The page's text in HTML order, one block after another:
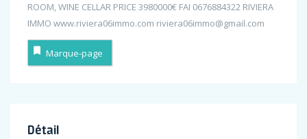
ROOM, WINE CELLAR PRICE 3980000€ FAI 0676884322 RIVIERA
IMMO www.riviera06immo.com riviera06immo@gmail.com
Marque-page
Détail